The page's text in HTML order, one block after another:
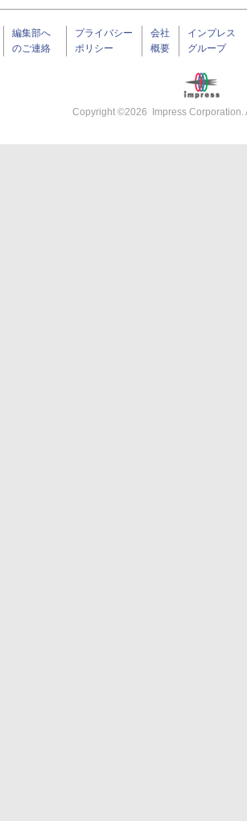
編集部へ
のご連絡
プライバシー
ポリシー
会社
概要
インプレス
グループ
Copyright ©2026 Impress